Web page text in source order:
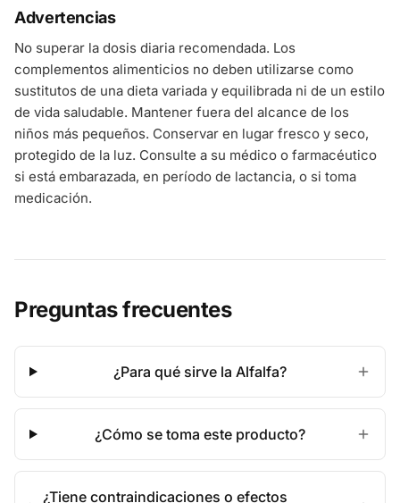
Advertencias
No superar la dosis diaria recomendada. Los
complementos alimenticios no deben utilizarse como
sustitutos de una dieta variada y equilibrada ni de un estilo
de vida saludable. Mantener fuera del alcance de los
niños más pequeños. Conservar en lugar fresco y seco,
protegido de la luz. Consulte a su médico o farmacéutico
si está embarazada, en período de lactancia, o si toma
medicación.
Preguntas frecuentes
¿Para qué sirve la Alfalfa?
¿Cómo se toma este producto?
¿Tiene contraindicaciones o efectos